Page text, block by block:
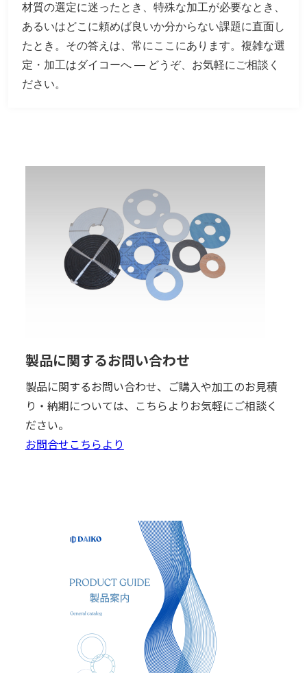
材質の選定に迷ったとき、特殊な加工が必要なとき、
あるいはどこに頼めば良いか分からない課題に直面し
たとき。その答えは、常にここにあります。複雑な選
定・加工はダイコーへ — どうぞ、お気軽にご相談く
ださい。
製品に関するお問い合わせ
製品に関するお問い合わせ、ご購入や加工のお見積
り・納期については、こちらよりお気軽にご相談く
ださい。
お問合せこちらより